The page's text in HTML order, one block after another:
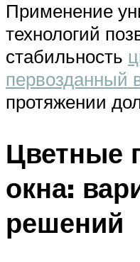
Применение
технологий
стабильность
первозданный
протяжении
Цветные
окна:
решений